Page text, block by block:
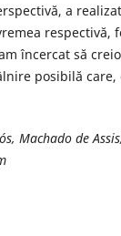
a
respectivă,
încercat să
posibilă
Machado de